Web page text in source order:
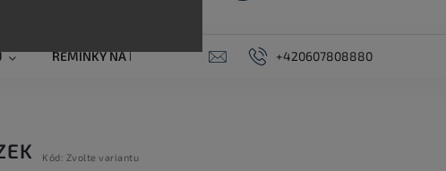
ŘEMÍNKY NA HODINKY AKCE PIERCING
+420607808880
Kód: Zvolte variantu